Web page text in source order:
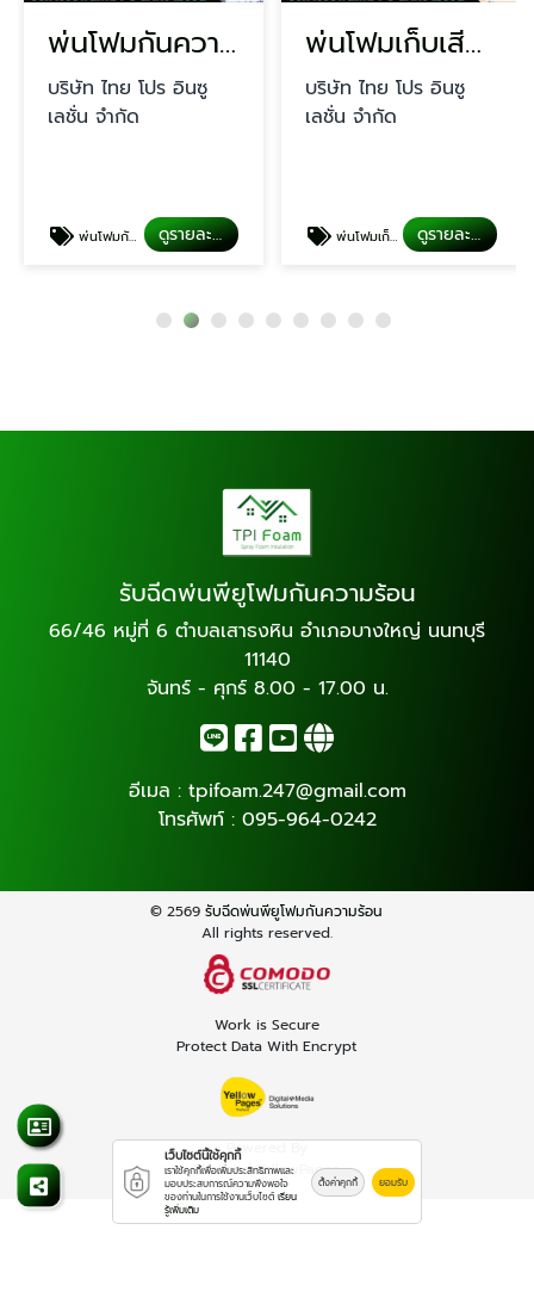
พ่นโฟมกันความร้อน นนทบุรี
บริษัท ไทย โปร อินซู
เลชั่น จำกัด
พ่นโฟมกันความร้อน นนทบุรี ดูรายละเอียด
พ่นโฟมเก็บเสียงผับบาร์
บริษัท ไทย โปร อินซู
เลชั่น จำกัด
พ่นโฟมเก็บเสียงผับบาร์ ดูรายละเอียด
รับฉีดพ่นพียูโฟมกันความร้อน
66/46 หมู่ที่ 6 ตำบลเสาธงหิน อำเภอบางใหญ่ นนทบุรี
11140
จันทร์ - ศุกร์ 8.00 - 17.00 น.
อีเมล : tpifoam.247@gmail.com
โทรศัพท์ : 095-964-0242
© 2569รับฉีดพ่นพียูโฟมกันความร้อน
All rights reserved.
Work is Secure
Protect Data With Encrypt
Powered By
Thailand YellowPages
เว็บไซต์นี้ใช้คุกกี้
เราใช้คุกกี้เพื่อเพิ่มประสิทธิภาพและ
มอบประสบการณ์ความพึงพอใจ
ของท่านในการใช้งานเว็บไซต์ เรียน
รู้เพิ่มเติม
ตั้งค่าคุกกี้ ยอมรับ